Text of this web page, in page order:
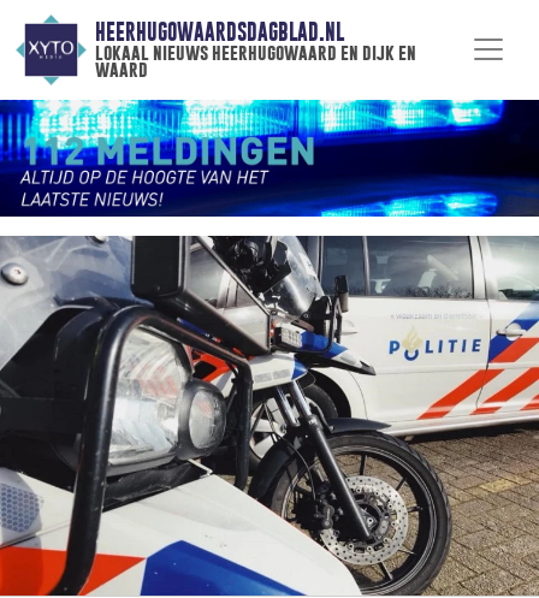
HEERHUGOWAARDSDAGBLAD.NL
lokaal nieuws heerhugowaard en dijk en
waard